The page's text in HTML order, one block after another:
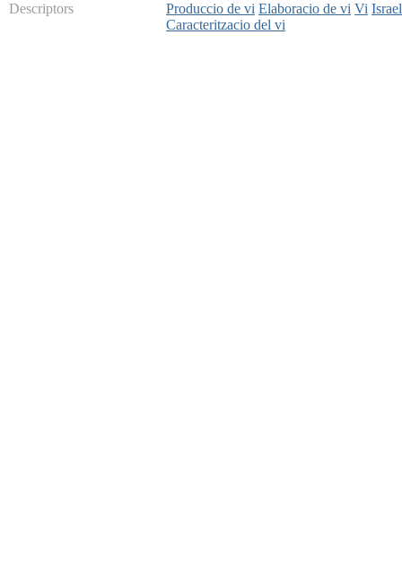
Descriptors
Produccio de vi Elaboracio de vi Vi Israel
Caracteritzacio del vi